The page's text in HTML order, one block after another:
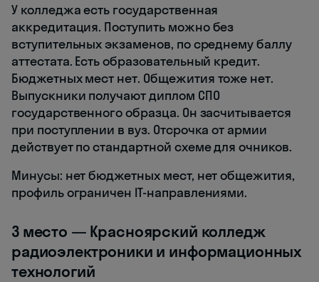
У колледжа есть государственная
аккредитация. Поступить можно без
вступительных экзаменов, по среднему баллу
аттестата. Есть образовательный кредит.
Бюджетных мест нет. Общежития тоже нет.
Выпускники получают диплом СПО
государственного образца. Он засчитывается
при поступлении в вуз. Отсрочка от армии
действует по стандартной схеме для очников.
Минусы: нет бюджетных мест, нет общежития,
профиль ограничен IT-направлениями.
3 место — Красноярский колледж
радиоэлектроники и информационных
технологий